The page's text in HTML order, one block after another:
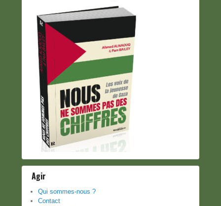
Agir
Qui sommes-nous ?
Contact